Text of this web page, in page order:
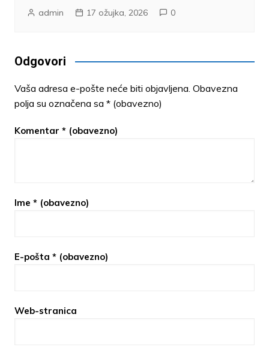
admin 17 ožujka, 2026 0
Odgovori
Vaša adresa e-pošte neće biti objavljena. Obavezna
polja su označena sa * (obavezno)
Komentar * (obavezno)
Ime * (obavezno)
E-pošta * (obavezno)
Web-stranica